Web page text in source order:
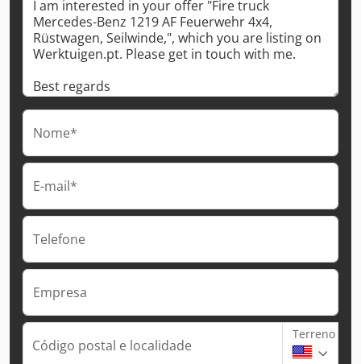
Nome*
E-mail*
Telefone
Empresa
Código postal e localidade
Terreno